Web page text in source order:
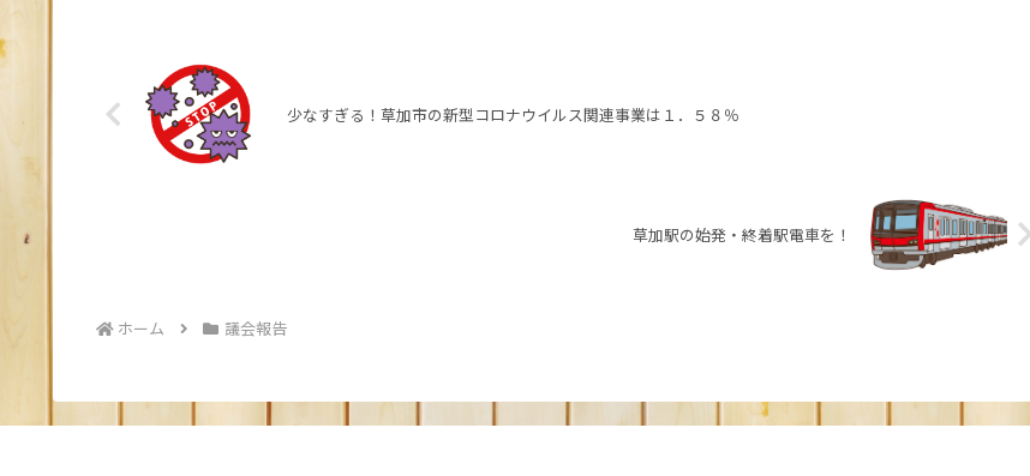
少なすぎる！草加市の新型コロナウイルス関連事業は１．５８％
草加駅の始発・終着駅電車を！
ホーム 議会報告